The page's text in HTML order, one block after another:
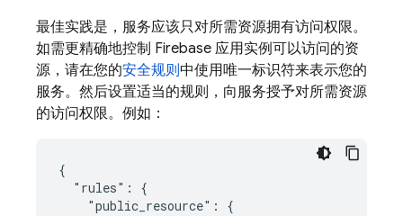
最佳实践是，服务应该只对所需资源拥有访问权限。
如需更精确地控制 Firebase 应用实例可以访问的资
源，请在您的安全规则中使用唯一标识符来表示您的
服务。然后设置适当的规则，向服务授予对所需资源
的访问权限。例如：
{
  "rules": {
    "public_resource": {